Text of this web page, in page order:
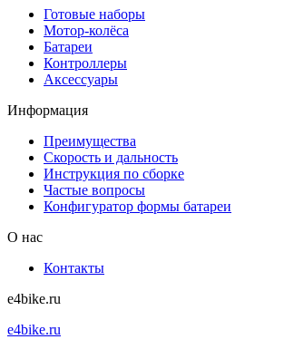
Готовые наборы
Мотор-колёса
Батареи
Контроллеры
Аксессуары
Информация
Преимущества
Скорость и дальность
Инструкция по сборке
Частые вопросы
Конфигуратор формы батареи
О нас
Контакты
e4bike.ru
e4bike.ru